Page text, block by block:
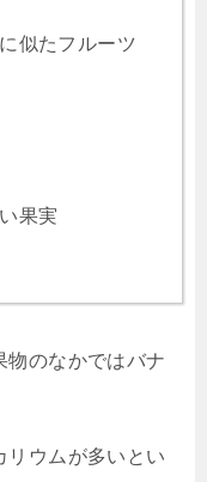
似たフルーツ
果実
物のなかではバナ
リウムが多いとい